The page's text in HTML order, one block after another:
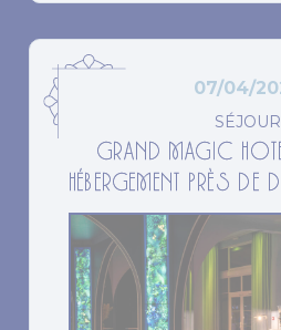
07/04/
SÉJOUR
GRAND MAGIC
HÉBERGEMENT PRÈS DE